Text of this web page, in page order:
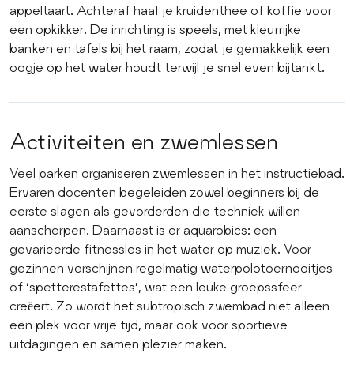
appeltaart. Achteraf haal je kruidenthee of koffie voor
een opkikker. De inrichting is speels, met kleurrijke
banken en tafels bij het raam, zodat je gemakkelijk een
oogje op het water houdt terwijl je snel even bijtankt.
Activiteiten en zwemlessen
Veel parken organiseren zwemlessen in het instructiebad.
Ervaren docenten begeleiden zowel beginners bij de
eerste slagen als gevorderden die techniek willen
aanscherpen. Daarnaast is er aquarobics: een
gevarieerde fitnessles in het water op muziek. Voor
gezinnen verschijnen regelmatig waterpolotoernooitjes
of ‘spetterestafettes’, wat een leuke groepssfeer
creëert. Zo wordt het subtropisch zwembad niet alleen
een plek voor vrije tijd, maar ook voor sportieve
uitdagingen en samen plezier maken.